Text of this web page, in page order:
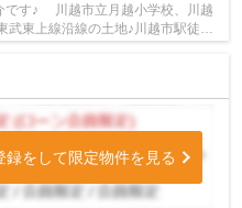
学校、川越
ゥルーズホー...
録をして限定物件を見る